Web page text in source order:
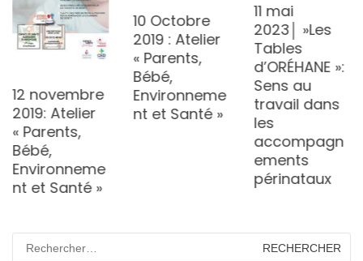
12 novembre
2019: Atelier
« Parents,
Bébé,
Environneme
nt et Santé »
10 Octobre
2019 : Atelier
« Parents,
Bébé,
Environneme
nt et Santé »
11 mai
2023│ »Les
Tables
d’ORÉHANE »:
Sens au
travail dans
les
accompagn
ements
périnataux
Rechercher :